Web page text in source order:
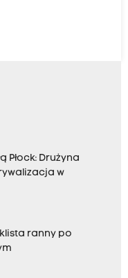
Płock: Drużyna
w
ranny po